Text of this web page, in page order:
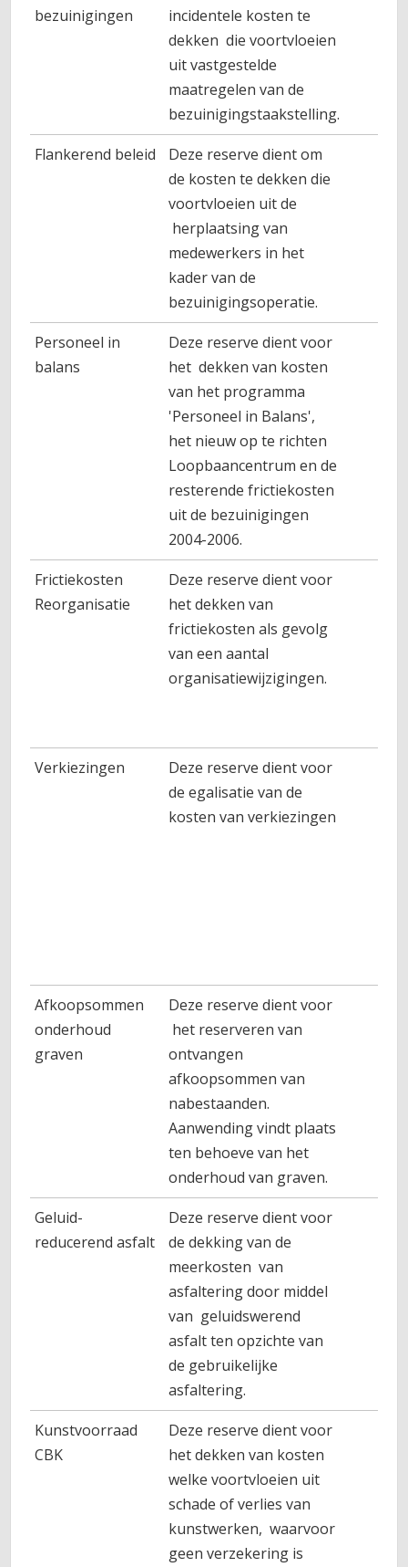
bezuinigingen
incidentele kosten te
dekken die voortvloeien
uit vastgestelde
maatregelen van de
bezuinigingstaakstelling.
Flankerend beleid
Deze reserve dient om
de kosten te dekken die
voortvloeien uit de
herplaatsing van
medewerkers in het
kader van de
bezuinigingsoperatie.
Personeel in
balans
Deze reserve dient voor
het dekken van kosten
van het programma
'Personeel in Balans',
het nieuw op te richten
Loopbaancentrum en de
resterende frictiekosten
uit de bezuinigingen
2004-2006.
Frictiekosten
Reorganisatie
Deze reserve dient voor
het dekken van
frictiekosten als gevolg
van een aantal
organisatiewijzigingen.
Verkiezingen
Deze reserve dient voor
de egalisatie van de
kosten van verkiezingen
Afkoopsommen
onderhoud
graven
Deze reserve dient voor
het reserveren van
ontvangen
afkoopsommen van
nabestaanden.
Aanwending vindt plaats
ten behoeve van het
onderhoud van graven.
Geluid-
reducerend asfalt
Deze reserve dient voor
de dekking van de
meerkosten van
asfaltering door middel
van geluidswerend
asfalt ten opzichte van
de gebruikelijke
asfaltering.
Kunstvoorraad
CBK
Deze reserve dient voor
het dekken van kosten
welke voortvloeien uit
schade of verlies van
kunstwerken, waarvoor
geen verzekering is